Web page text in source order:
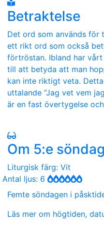
Betraktelse
Det ord som används för
ett rikt ord som också
förtröstan. Ibland har
till att betyda att man
kan inte riktigt veta.
uttalande ”Jag vet vem
är en fast övertygelse
Om 5:e
Liturgisk färg: Vit
Antal ljus: 6
Femte söndagen i
Läs mer om högtiden,